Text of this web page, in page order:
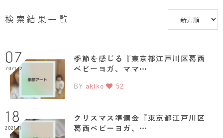
検索結果一覧
07
2021.12
季節を感じる『東京都江戸川区葛西
ベビーヨガ、ママ…
BY akiko 52
18
2021.11
クリスマス準備会『東京都江戸川区
葛西ベビーヨガ、…